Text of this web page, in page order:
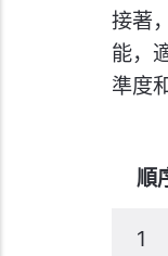
接著
能，
準度
順
1